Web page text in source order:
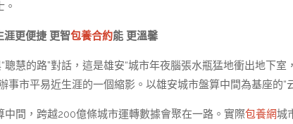
涯更便捷 更智包養合約能 更溫馨
“聰慧的路”對話，這是雄安“城市年夜腦張水瓶猛地衝出地下
事市平易近生涯的一個縮影。以雄安城市盤算中間為基座的“
中間，跨越200億條城市運轉數據會聚在一路。實際包養網城